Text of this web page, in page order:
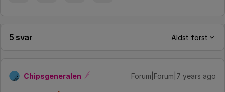
5 svar Äldst först
Chipsgeneralen Forum|Forum|7 years ago